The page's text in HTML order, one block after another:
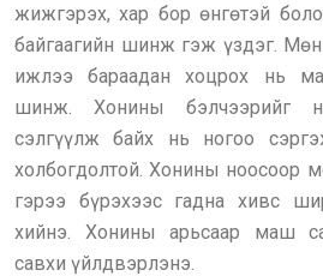
жижгэрэх, хар бор өнгөтэй
байгаагийн шинж гэж үздэг.
ижлээ бараадан хоцрох нь
шинж. Хонины бэлчээрийг
сэлгүүлж байх нь ногоо
холбогдолтой. Хонины ноосоор
гэрээ бүрэхээс гадна хивс
хийнэ. Хонины арьсаар маш
савхи үйлдвэрлэнэ.